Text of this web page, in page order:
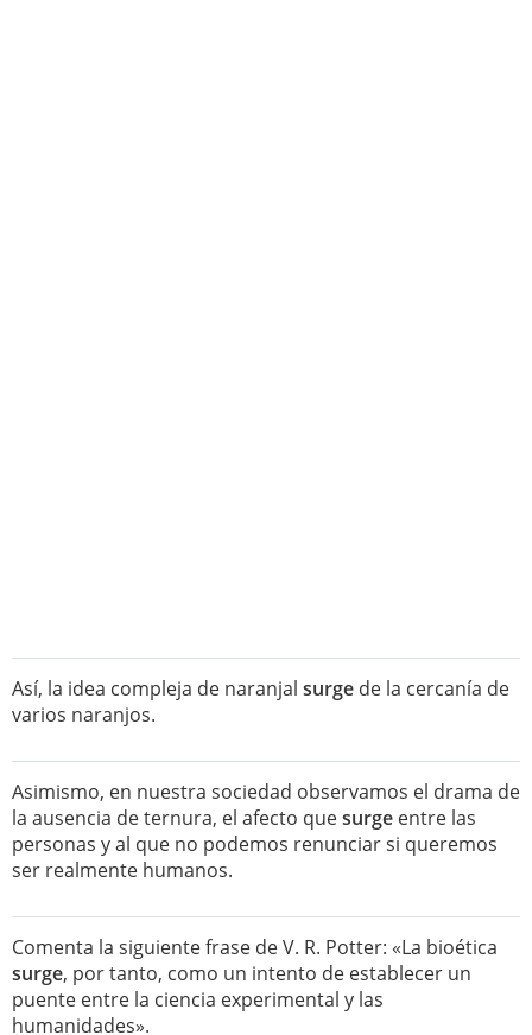
Así, la idea compleja de naranjal surge de la cercanía de
varios naranjos.
Asimismo, en nuestra sociedad observamos el drama de
la ausencia de ternura, el afecto quesurge entre las
personas y al que no podemos renunciar si queremos
ser realmente humanos.
Comenta la siguiente frase de V. R. Potter: «La bioética
surge, por tanto, como un intento de establecer un
puente entre la ciencia experimental y las
humanidades».